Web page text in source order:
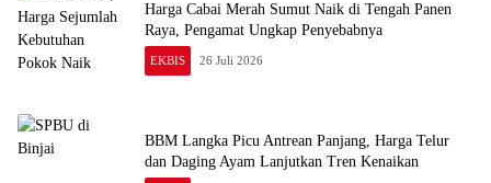
Harga Cabai Merah Sumut Naik di Tengah Panen
Raya, Pengamat Ungkap Penyebabnya
EKBIS 26 Juli 2026
BBM Langka Picu Antrean Panjang, Harga Telur
dan Daging Ayam Lanjutkan Tren Kenaikan